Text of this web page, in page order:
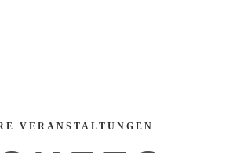
VERANSTALTUNGEN